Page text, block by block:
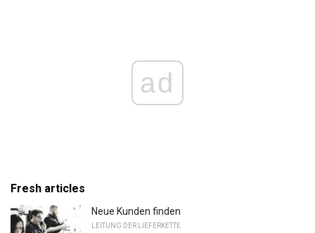
ad
Fresh articles
Neue Kunden finden
LEITUNG DER LIEFERKETTE